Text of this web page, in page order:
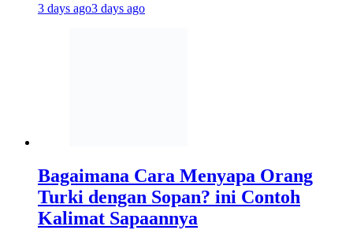
3 days ago3 days ago
Bagaimana Cara Menyapa Orang
Turki dengan Sopan? ini Contoh
Kalimat Sapaannya